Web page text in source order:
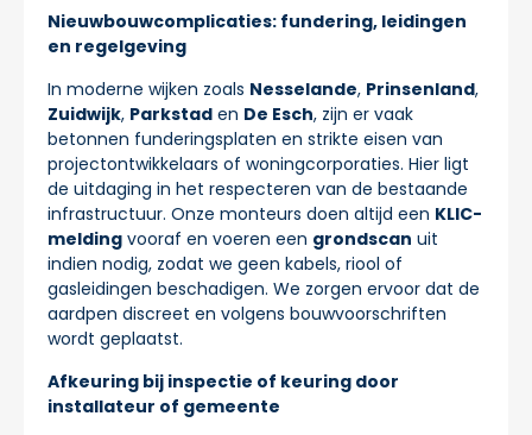
Nieuwbouwcomplicaties: fundering, leidingen
en regelgeving
In moderne wijken zoals Nesselande, Prinsenland,
Zuidwijk, Parkstad en De Esch, zijn er vaak
betonnen funderingsplaten en strikte eisen van
projectontwikkelaars of woningcorporaties. Hier ligt
de uitdaging in het respecteren van de bestaande
infrastructuur. Onze monteurs doen altijd een KLIC-
melding vooraf en voeren een grondscan uit
indien nodig, zodat we geen kabels, riool of
gasleidingen beschadigen. We zorgen ervoor dat de
aardpen discreet en volgens bouwvoorschriften
wordt geplaatst.
Afkeuring bij inspectie of keuring door
installateur of gemeente